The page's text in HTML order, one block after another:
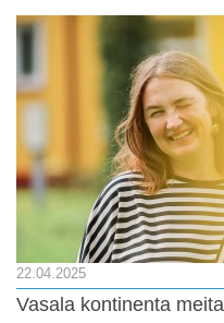
22.04.2025
Vasala kontinenta meita